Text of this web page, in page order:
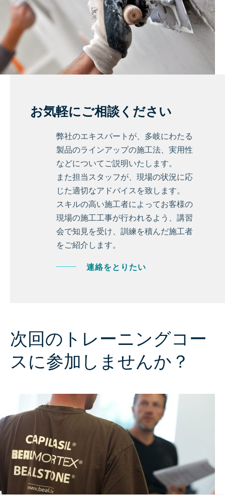
お気軽にご相談ください
弊社のエキスパートが、多岐にわたる
製品のラインアップの施工法、実用性
などについてご説明いたします。
また担当スタッフが、現場の状況に応
じた適切なアドバイスを致します。
スキルの高い施工者によってお客様の
現場の施工工事が行われるよう、講習
会で知見を受け、訓練を積んだ施工者
をご紹介します。
連絡をとりたい
次回のトレーニングコー
スに参加しませんか？